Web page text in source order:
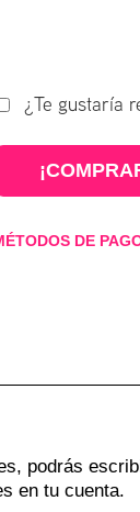
¿Te gustaría
DE
podrás
en tu cuenta.